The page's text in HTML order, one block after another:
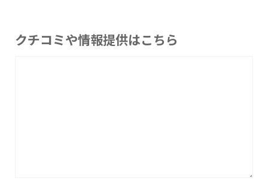
クチコミや情報提供はこちら